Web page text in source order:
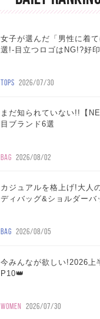
女子が選んだ「男性に着
選!-目立つロゴはNG!?好
TOPS 2026/07/30
まだ知られていない!!【
目ブランド6選
BAG 2026/08/02
カジュアルを格上げ!大人
ディバッグ&ショルダーバ
BAG 2026/08/05
今みんなが欲しい!2026上
P10👑
WOMEN 2026/07/30